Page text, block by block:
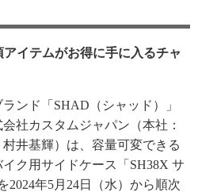
イテムがお得に手に入るチャ
ンド「SHAD（シャッド）」
社カスタムジャパン（本社：
井基輝）は、容量可変できる
ク用サイドケース「SH38X サ
2024年5月24日（水）から順次